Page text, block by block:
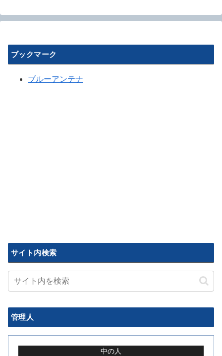
ブックマーク
ブルーアンテナ
サイト内検索
管理人
中の人